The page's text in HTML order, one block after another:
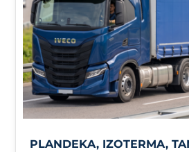
PLANDEKA, IZOTERMA,